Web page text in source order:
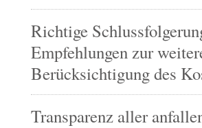
Richtige
Empfehlungen zur
Berücksichtigung des
Transparenz aller